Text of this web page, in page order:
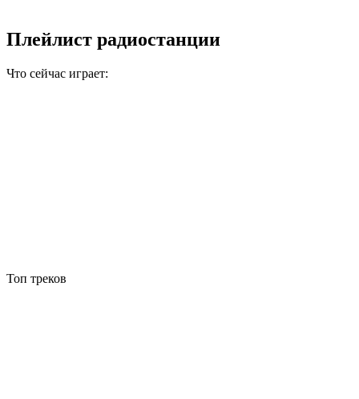
Плейлист радиостанции
Что сейчас играет:
Топ треков